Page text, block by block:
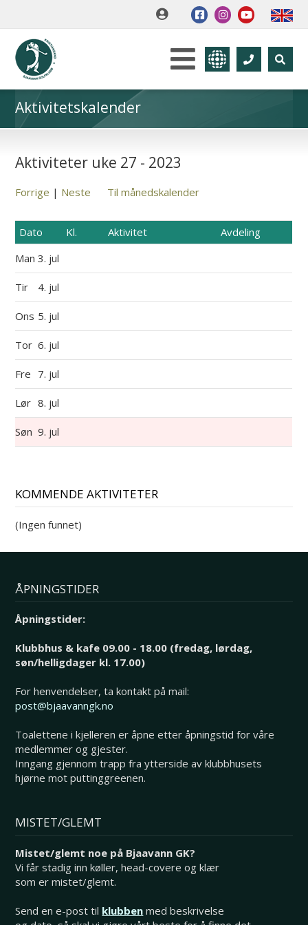
Aktivitetskalender
Aktiviteter uke 27 - 2023
Forrige | Neste Til månedskalender
Dato Kl. Aktivitet
Avdeling
Man3. jul
Tir 4. jul
Ons 5. jul
Tor 6. jul
Fre 7. jul
Lør 8. jul
Søn 9. jul
KOMMENDE AKTIVITETER
(Ingen funnet)
ÅPNINGSTIDER
Åpningstider:
Klubbhus & kafe 09.00 - 18.00 (fredag, lørdag,
søn/helligdager kl. 17.00)
For henvendelser, ta kontakt på mail:
post@bjaavanngk.no
Toalettene i kjelleren er åpne etter åpningstid for våre
medlemmer og gjester.
Inngang gjennom trapp fra ytterside av klubbhusets
hjørne mot puttinggreenen.
MISTET/GLEMT
Mistet/glemt noe på Bjaavann GK?
Vi får stadig inn køller, head-covere og klær
som er mistet/glemt.
Send en e-post til klubben med beskrivelse